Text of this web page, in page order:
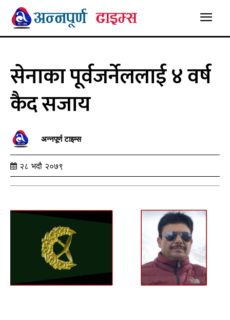
सेनाका पूर्वजर्नेललाई ४ वर्ष
कैद सजाय
अन्नपूर्ण टाइम्स
२८ भदौ २०७९